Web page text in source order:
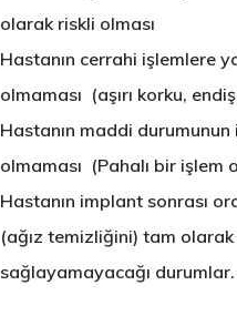
olarak riskli olması
Hastanın cerrahi işlemlere
olmaması (aşırı korku,
Hastanın maddi durumunun
olmaması (Pahalı bir işlem
Hastanın implant sonrası
(ağız temizliğini) tam olarak
sağlayamayacağı durumlar.